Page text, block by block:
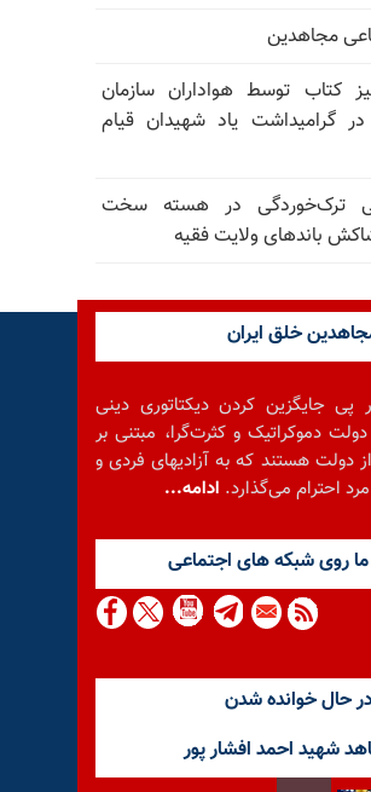
مجاهدین
کتاب توسط هواداران سازمان
گرامیداشت یاد شهیدان قیام
ترک‌خوردگی در هسته سخت
باندهای ولایت فقیه
خلق ایران
پی جایگزین کردن دیکتاتوری دینی
دموکراتیک و کثرت‌گرا، مبتنی بر
دولت هستند که به آزادیهای فردی و
احترام می‌گذارد. ادامه...
روى شبكه هاى اجتماعى
حال خوانده شدن
شهید احمد افشار پور